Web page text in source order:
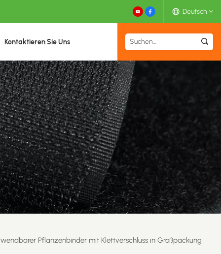
Deutsch
English
Deutsch
Français
日本語
中文
Kontaktieren Sie Uns
Pflanzenbinder mit Klettverschluss in Großpackung